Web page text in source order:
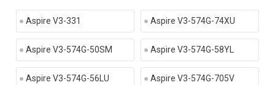
Aspire V3-331 Aspire V3-574G-74XU
Aspire V3-574G-50SM Aspire V3-574G-58YL
Aspire V3-574G-56LU Aspire V3-574G-705V